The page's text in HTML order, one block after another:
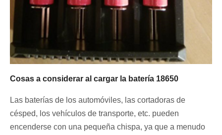
Cosas a considerar al cargar la batería 18650
Las baterías de los automóviles, las cortadoras de
césped, los vehículos de transporte, etc. pueden
encenderse con una pequeña chispa, ya que a menudo